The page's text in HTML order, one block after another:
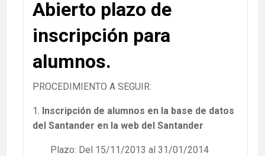
Abierto plazo de
inscripción para
alumnos.
PROCEDIMIENTO A SEGUIR:
1. Inscripción de alumnos en la base de datos
del Santander en la web del Santander
Plazo: Del 15/11/2013 al 31/01/2014